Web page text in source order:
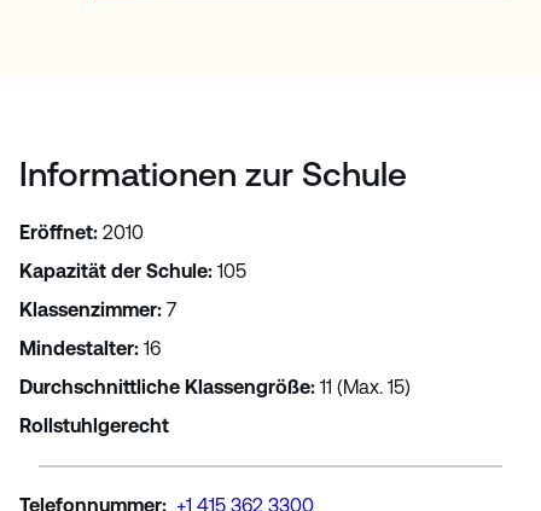
Informationen zur Schule
Eröffnet: 2010
Kapazität der Schule: 105
Klassenzimmer: 7
Mindestalter: 16
Durchschnittliche Klassengröße: 11 (Max. 15)
Rollstuhlgerecht
Telefonnummer: +1 415 362 3300